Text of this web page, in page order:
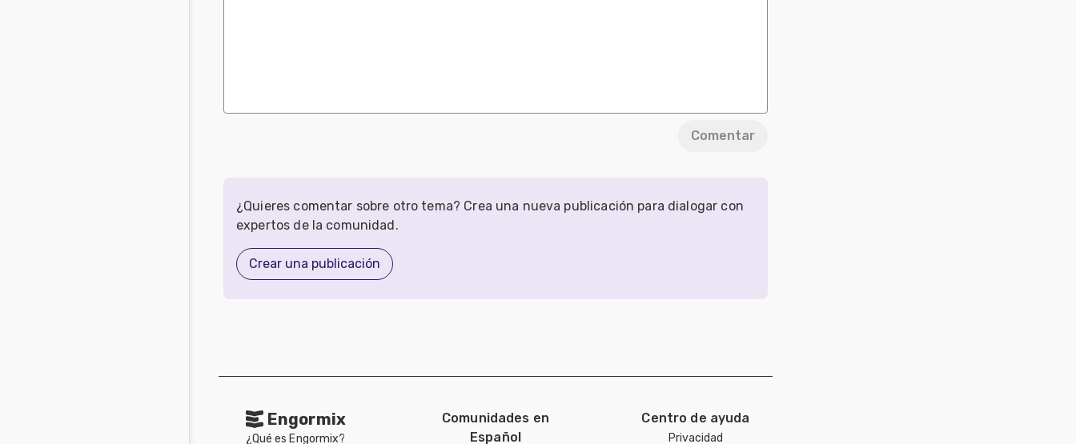
Comentar
¿Quieres comentar sobre otro tema? Crea una nueva publicación para dialogar con
expertos de la comunidad.
Crear una publicación
Engormix
¿Qué es Engormix?
Comunidades en
Español
Centro de ayuda
Privacidad